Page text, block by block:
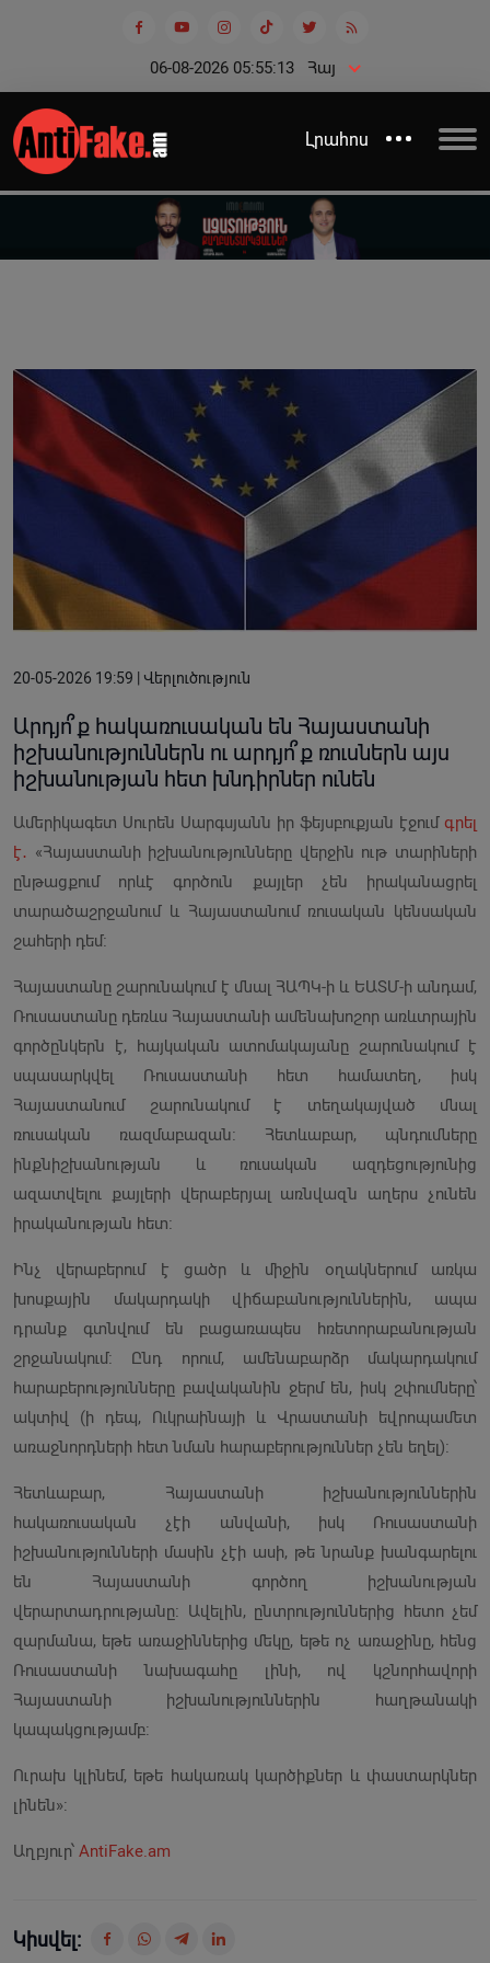
06-08-2026 05:55:13 Հայ
Լրահոս
20-05-2026 19:59 | Վերլուծություն
Արդյո՞ք հակառուսական են Հայաստանի
իշխանություններն ու արդյո՞ք ռուսներն այս
իշխանության հետ խնդիրներ ունեն
Ամերիկագետ Սուրեն Սարգսյանն իր ֆեյսբուքյան էջում գրել
է․ «Հայաստանի իշխանությունները վերջին ութ տարիների
ընթացքում որևէ գործուն քայլեր չեն իրականացրել
տարածաշրջանում և Հայաստանում ռուսական կենսական
շահերի դեմ։
Հայաստանը շարունակում է մնալ ՀԱՊԿ-ի և ԵԱՏՄ-ի անդամ,
Ռուսաստանը դեռևս Հայաստանի ամենախոշոր առևտրային
գործընկերն է, հայկական ատոմակայանը շարունակում է
սպասարկվել Ռուսաստանի հետ համատեղ, իսկ
Հայաստանում շարունակում է տեղակայված մնալ
ռուսական ռազմաբազան։ Հետևաբար, պնդումները
ինքնիշխանության և ռուսական ազդեցությունից
ազատվելու քայլերի վերաբերյալ առնվազն աղերս չունեն
իրականության հետ։
Ինչ վերաբերում է ցածր և միջին օղակներում առկա
խոսքային մակարդակի վիճաբանություններին, ապա
դրանք գտնվում են բացառապես հռետորաբանության
շրջանակում։ Ընդ որում, ամենաբարձր մակարդակում
հարաբերությունները բավականին ջերմ են, իսկ շփումները՝
ակտիվ (ի դեպ, Ուկրաինայի և Վրաստանի եվրոպամետ
առաջնորդների հետ նման հարաբերություններ չեն եղել)։
Հետևաբար, Հայաստանի իշխանություններին
հակառուսական չէի անվանի, իսկ Ռուսաստանի
իշխանությունների մասին չէի ասի, թե նրանք խանգարելու
են Հայաստանի գործող իշխանության
վերարտադրությանը։ Ավելին, ընտրություններից հետո չեմ
զարմանա, եթե առաջիններից մեկը, եթե ոչ առաջինը, հենց
Ռուսաստանի նախագահը լինի, ով կշնորհավորի
Հայաստանի իշխանություններին հաղթանակի
կապակցությամբ:
Ուրախ կլինեմ, եթե հակառակ կարծիքներ և փաստարկներ
լինեն»:
Աղբյուր՝ AntiFake.am
Կիսվել: